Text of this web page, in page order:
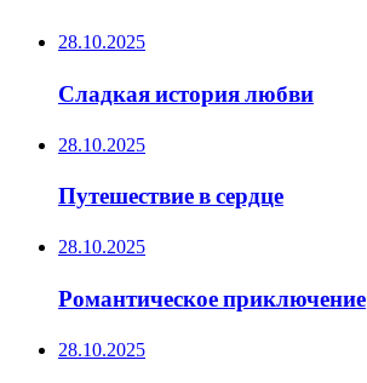
28.10.2025
Сладкая история любви
28.10.2025
Путешествие в сердце
28.10.2025
Романтическое приключение
28.10.2025